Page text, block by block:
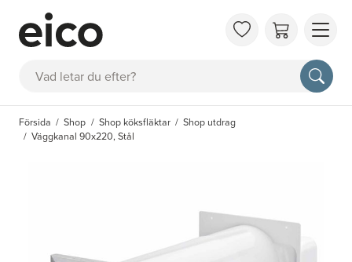
Sök
OM
FAQ
Försida Shop Shop köksfläktar
Shop utdrag
Väggkanal 90x220, Stål